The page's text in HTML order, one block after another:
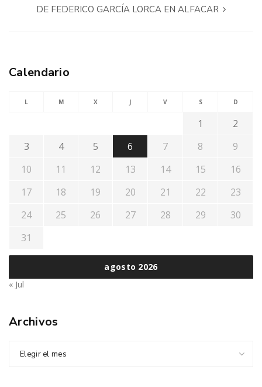
DE FEDERICO GARCÍA LORCA EN ALFACAR
Calendario
agosto 2026
L M X J V S D
1
2
3
4 5 6 7 8
9
10
11 12 13 14 15
16
17
18 19 20 21 22
23
24
25 26 27 28 29
30
31
« Jul
Archivos
Elegir el mes